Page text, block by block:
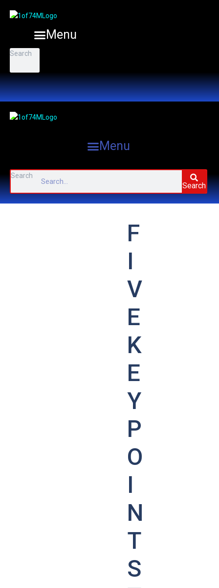
Menu
Search
Menu
Search
Search
F
I
V
E
K
E
Y
P
O
I
N
T
S